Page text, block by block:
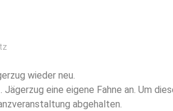
wieder neu.
eine eigene Fahne an. Um
abgehalten.